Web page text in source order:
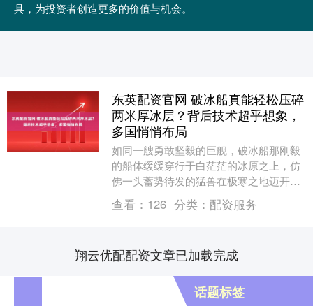
具，为投资者创造更多的价值与机会。
东英配资官网 破冰船真能轻松压碎
两米厚冰层？背后技术超乎想象，
多国悄悄布局
如同一艘勇敢坚毅的巨舰，破冰船那刚毅
的船体缓缓穿行于白茫茫的冰原之上，仿
佛一头蓄势待发的猛兽在极寒之地迈开了
沉稳的步伐。船头微微上扬，像是巨兽蓄
力待发的动作，接....
查看： 126 分类： 配资服务
翔云优配配资文章已加载完成
话题标签